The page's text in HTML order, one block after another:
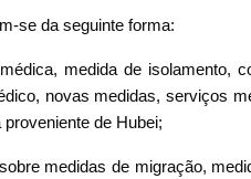
se da seguinte forma:
medida de isolamento,
novas medidas, serviços
de Hubei;
medidas de migração,